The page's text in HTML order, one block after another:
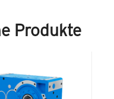
Produkte